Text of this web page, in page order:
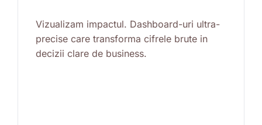
Vizualizam impactul. Dashboard-uri ultra-
precise care transforma cifrele brute in
decizii clare de business.